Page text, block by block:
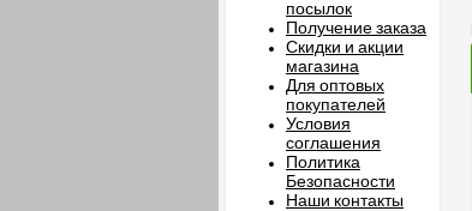
посылок
Получение заказа
Скидки и акции
магазина
Для оптовых
покупателей
Условия
соглашения
Политика
Безопасности
Наши контакты